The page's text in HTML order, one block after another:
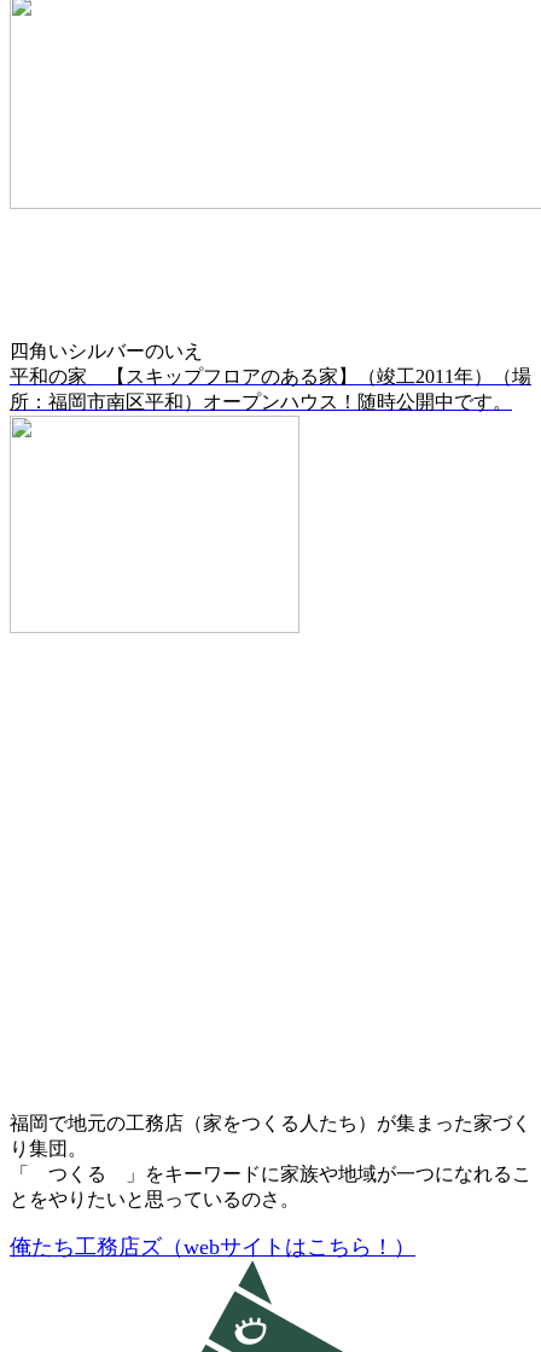
四角いシルバーのいえ
平和の家 【スキップフロアのある家】（竣工2011年）（場
所：福岡市南区平和）オープンハウス！随時公開中です。
福岡で地元の工務店（家をつくる人たち）が集まった家づく
り集団。
「 つくる 」をキーワードに家族や地域が一つになれるこ
とをやりたいと思っているのさ。
俺たち工務店ズ（webサイトはこちら！）